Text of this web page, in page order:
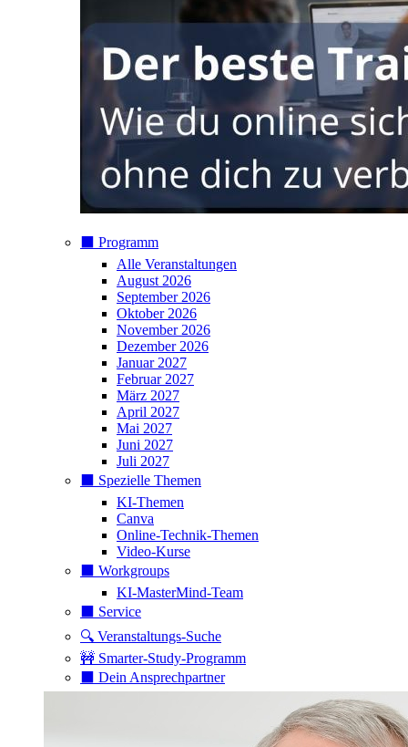
⬛️ Programm
Alle Veranstaltungen
August 2026
September 2026
Oktober 2026
November 2026
Dezember 2026
Januar 2027
Februar 2027
März 2027
April 2027
Mai 2027
Juni 2027
Juli 2027
⬛️ Spezielle Themen
KI-Themen
Canva
Online-Technik-Themen
Video-Kurse
⬛️ Workgroups
KI-MasterMind-Team
⬛️ Service
🔍 Veranstaltungs-Suche
🚧 Smarter-Study-Programm
⬛️ Dein Ansprechpartner